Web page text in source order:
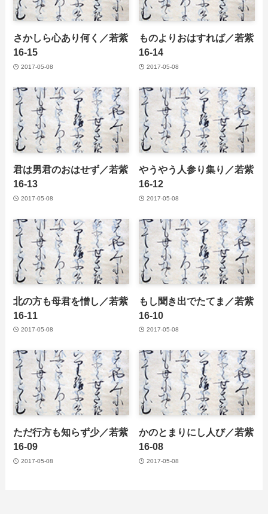
さかしら心あり何く／若紫
16-15
2017-05-08
ものよりおはすれば／若紫
16-14
2017-05-08
君は男君のおはせず／若紫
16-13
2017-05-08
やうやう人参り集り／若紫
16-12
2017-05-08
北の方も母君を憎し／若紫
16-11
2017-05-08
もし聞き出でたてま／若紫
16-10
2017-05-08
ただ行方も知らず少／若紫
16-09
2017-05-08
かのとまりにし人び／若紫
16-08
2017-05-08